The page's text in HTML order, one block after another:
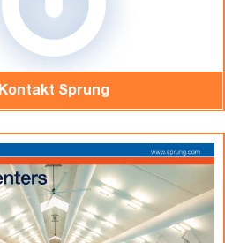
Kontakt Sprung